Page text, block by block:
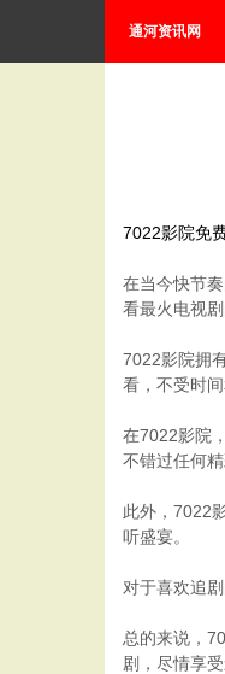
通河资讯网
7022影院免
在当今快节
看最火电视
7022影院拥
看，不受时间
在7022影院
不错过任何精
此外，7022
听盛宴。
对于喜欢追
总的来说，
剧，尽情享